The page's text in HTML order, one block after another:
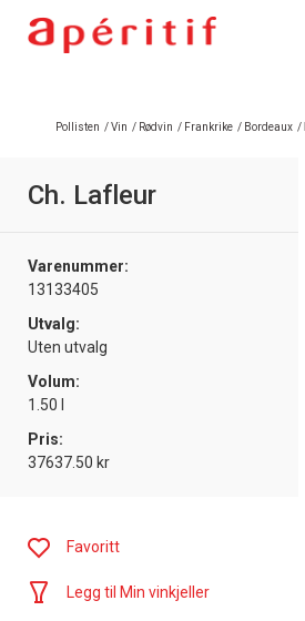
Pollisten /Vin / Rødvin / Frankrike / Bordeaux /
Ch. Lafleur
Varenummer:
13133405
Utvalg:
Uten utvalg
Volum:
1.50 l
Pris:
37637.50 kr
Favoritt
Legg til Min vinkjeller